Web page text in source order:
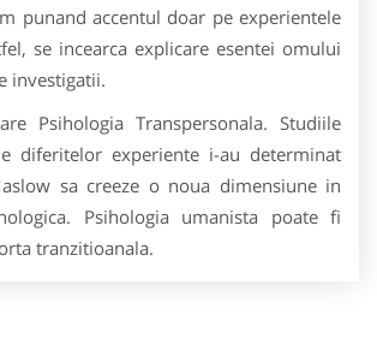
punand accentul doar pe experientele
se incearca explicare esentei omului
investigatii.
Psihologia Transpersonala. Studiile
diferitelor experiente i-au determinat
sa creeze o noua dimensiune in
Psihologia umanista poate fi
tranzitioanala.